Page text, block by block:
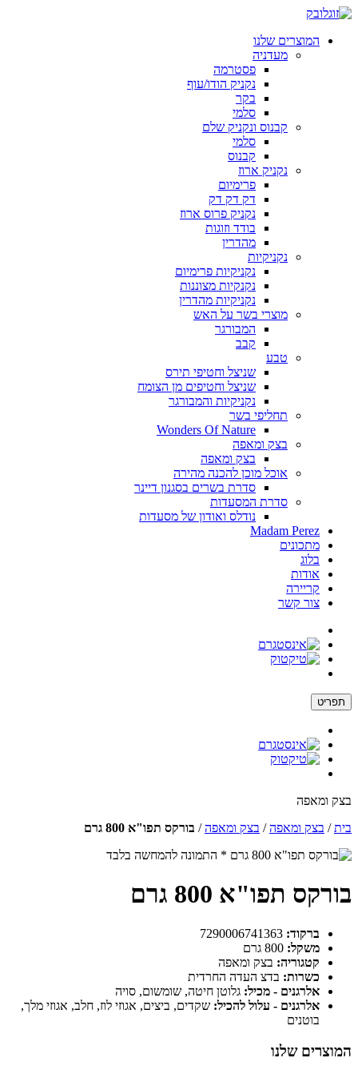
המוצרים שלנו
מעדניה
פסטרמה
נקניק הודו/עוף
בקר
סלמי
קבנוס ונקניק שלם
סלמי
קבנוס
נקניק ארוז
פרימיום
דק דק דק
נקניק פרוס ארוז
בודד וזוגות
מהדרין
נקניקיות
נקניקיות פרימיום
נקנקיות מצוננות
נקניקיות מהדרין
מוצרי בשר על האש
המבורגר
קבב
טבע
שניצל וחטיפי תירס
שניצל וחטיפים מן הצומח
נקניקיות והמבורגר
תחליפי בשר
Wonders Of Nature
בצק ומאפה
בצק ומאפה
אוכל מוכן להכנה מהירה
סדרת בשרים בסגנון דיינר
סדרת המסעדות
נודלס ואודון של מסעדות
Madam Perez
מתכונים
בלוג
אודות
קריירה
צור קשר
תפריט
בצק ומאפה
בית/ בצק ומאפה/ בצק ומאפה/ בורקס תפו"א 800 גרם
* התמונה להמחשה בלבד
בורקס תפו"א 800 גרם
ברקוד: 7290006741363
משקל:
קטגוריה: בצק ומאפה
כשרות: בדצ העדה החרדית
אלרגנים - מכיל: גלוטן חיטה, שומשום, סויה
אלרגנים - עלול להכיל: שקדים, ביצים, אגוזי לוז, חלב, אגוזי מלך,
בוטנים
המוצרים שלנו